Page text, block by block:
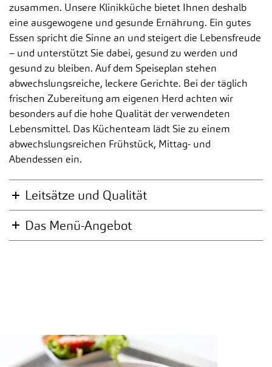
zusammen. Unsere Klinikküche bietet Ihnen deshalb
eine ausgewogene und gesunde Ernährung. Ein gutes
Essen spricht die Sinne an und steigert die Lebensfreude
– und unterstützt Sie dabei, gesund zu werden und
gesund zu bleiben. Auf dem Speiseplan stehen
abwechslungsreiche, leckere Gerichte. Bei der täglich
frischen Zubereitung am eigenen Herd achten wir
besonders auf die hohe Qualität der verwendeten
Lebensmittel. Das Küchenteam lädt Sie zu einem
abwechslungsreichen Frühstück, Mittag- und
Abendessen ein.
Leitsätze und Qualität
Das Menü-Angebot